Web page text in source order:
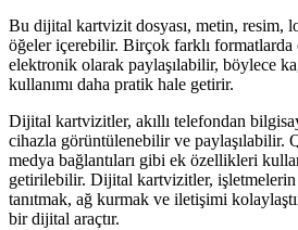
Bu dijital kartvizit dosyası, metin, resim,
öğeler içerebilir. Birçok farklı
elektronik olarak paylaşılabilir, böylece
kullanımı daha pratik hale getirir.
Dijital kartvizitler, akıllı telefondan
cihazla görüntülenebilir ve paylaşılabilir.
medya bağlantıları gibi ek özellikleri
getirilebilir. Dijital kartvizitler,
tanıtmak, ağ kurmak ve iletişimi
bir dijital araçtır.